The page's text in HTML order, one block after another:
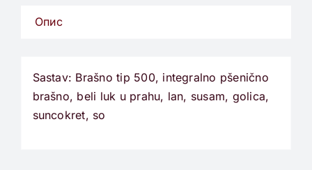
Опис
Sastav: Brašno tip 500, integralno pšenično
brašno, beli luk u prahu, lan, susam, golica,
suncokret, so